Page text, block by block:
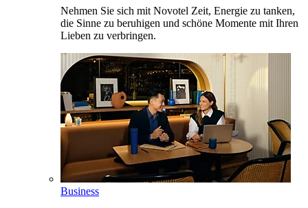
Nehmen Sie sich mit Novotel Zeit, Energie zu tanken,
die Sinne zu beruhigen und schöne Momente mit Ihren
Lieben zu verbringen.
Business